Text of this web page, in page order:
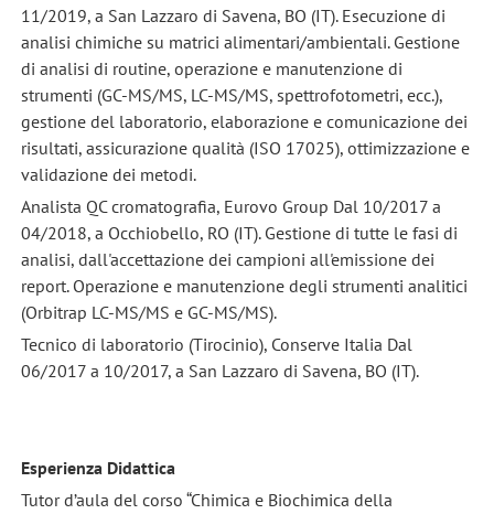
11/2019, a San Lazzaro di Savena, BO (IT). Esecuzione di
analisi chimiche su matrici alimentari/ambientali. Gestione
di analisi di routine, operazione e manutenzione di
strumenti (GC-MS/MS, LC-MS/MS, spettrofotometri, ecc.),
gestione del laboratorio, elaborazione e comunicazione dei
risultati, assicurazione qualità (ISO 17025), ottimizzazione e
validazione dei metodi.
Analista QC cromatografia, Eurovo Group Dal 10/2017 a
04/2018, a Occhiobello, RO (IT). Gestione di tutte le fasi di
analisi, dall'accettazione dei campioni all'emissione dei
report. Operazione e manutenzione degli strumenti analitici
(Orbitrap LC-MS/MS e GC-MS/MS).
Tecnico di laboratorio (Tirocinio), Conserve Italia Dal
06/2017 a 10/2017, a San Lazzaro di Savena, BO (IT).
Esperienza Didattica
Tutor d’aula del corso “Chimica e Biochimica della